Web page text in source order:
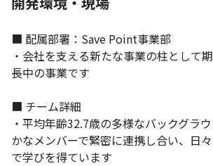
■ 配属部署：Save Point事業部
・会社を支える新たな事業の柱として
長中の事業です
■ チーム詳細
・平均年齢32.7歳の多様なバックグラ
かなメンバーで緊密に連携し合い、日
で学びを得ています